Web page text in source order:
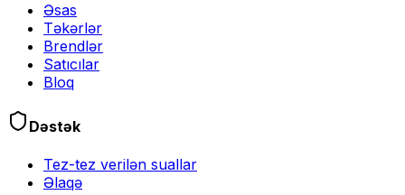
Əsas
Təkərlər
Brendlər
Satıcılar
Bloq
Dəstək
Tez-tez verilən suallar
Əlaqə